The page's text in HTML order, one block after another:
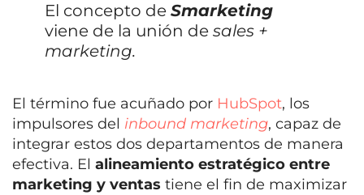
El concepto de Smarketing
viene de la unión de sales +
marketing.
El término fue acuñado por HubSpot, los
impulsores del inbound marketing, capaz de
integrar estos dos departamentos de manera
efectiva. El alineamiento estratégico entre
marketing y ventas tiene el fin de maximizar